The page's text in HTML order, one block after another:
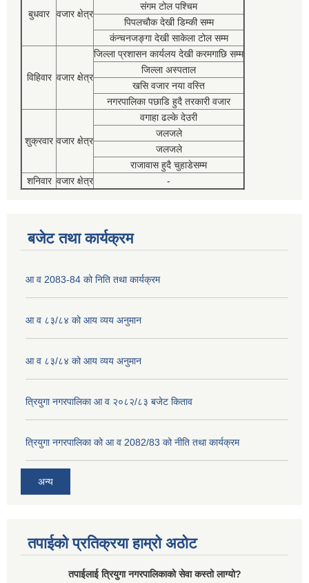
बुधवार वजार क्षेत्र
संगम टोल पश्चिम
पिपलचौक देखी डिम्की सम्म
कंन्चनजङ्गा देखी साकेला टोल सम्म
विहिवार वजार क्षेत्र
जिल्ला प्रशासन कार्यलय देखी करमगाछि सम्म
जिल्ला अस्पताल
खसि वजार नया वस्ति
नगरपालिका पछाडि हुदै तरकारी वजार
शुक्रवार वजार क्षेत्र
वगाहा ढल्के देउरी
जलजले
जलजले
राजावास हुदै चुहाडेसम्म
शनिवार वजार क्षेत्र -
बजेट तथा कार्यक्रम
आ व 2083-84 को निति तथा कार्यक्रम
आ व ८३/८४ को आय व्यय अनुमान
आ व ८३/८४ को आय व्यय अनुमान
त्रियुगा नगरपालिका आ व २०८२/८३ बजेट किताव
त्रियुगा नगरपालिका को आ व 2082/83 को नीति तथा कार्यक्रम
अन्य
तपाईको प्रतिक्रया हाम्रो अठोट
तपाईलाई त्रियुगा नगरपालिकाको सेवा कस्तो लाग्यो?